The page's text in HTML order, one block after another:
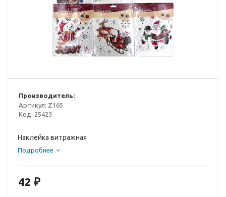
Производитель:
Артикул: Z165
Код: 25423
Наклейка витражная
Подробнее
42 ₽